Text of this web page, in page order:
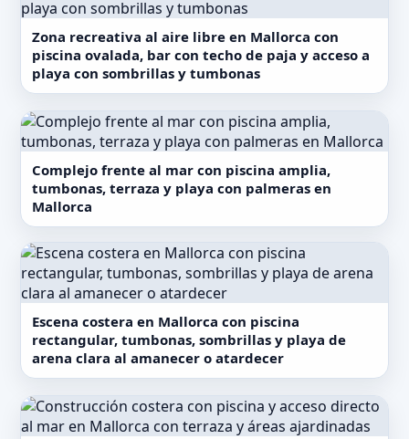
Zona recreativa al aire libre en Mallorca con
piscina ovalada, bar con techo de paja y acceso a
playa con sombrillas y tumbonas
Complejo frente al mar con piscina amplia,
tumbonas, terraza y playa con palmeras en
Mallorca
Escena costera en Mallorca con piscina
rectangular, tumbonas, sombrillas y playa de
arena clara al amanecer o atardecer